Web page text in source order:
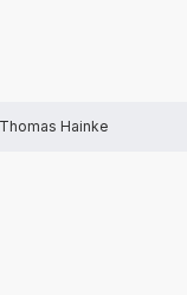
Hainke